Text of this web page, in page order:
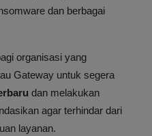
dan berbagai
organisasi yang
Gateway untuk segera
dan melakukan
agar terhindar dari
layanan.